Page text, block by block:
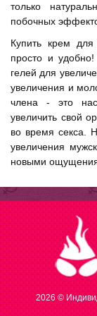
только
побочных
Купить крем
просто и
гелей для
увеличения и
члена - это
увеличить свой
во время секса.
увеличения
новыми
2026 ©